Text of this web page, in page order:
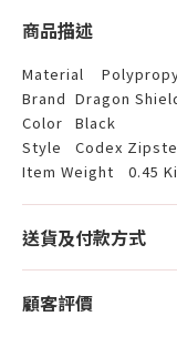
商品描述
Material
Brand Dragon
Color
Black
Style
Codex
Item Weight
0.45
送貨及付款方式
顧客評價